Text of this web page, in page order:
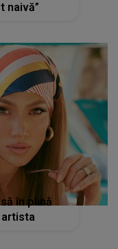
naivă”
în plină